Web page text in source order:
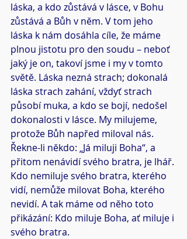
láska, a kdo zůstává v lásce, v Bohu
zůstává a Bůh v něm. V tom jeho
láska k nám dosáhla cíle, že máme
plnou jistotu pro den soudu – neboť
jaký je on, takoví jsme i my v tomto
světě. Láska nezná strach; dokonalá
láska strach zahání, vždyť strach
působí muka, a kdo se bojí, nedošel
dokonalosti v lásce. My milujeme,
protože Bůh napřed miloval nás.
Řekne-li někdo: „Já miluji Boha“, a
přitom nenávidí svého bratra, je lhář.
Kdo nemiluje svého bratra, kterého
vidí, nemůže milovat Boha, kterého
nevidí. A tak máme od něho toto
přikázání: Kdo miluje Boha, ať miluje i
svého bratra.